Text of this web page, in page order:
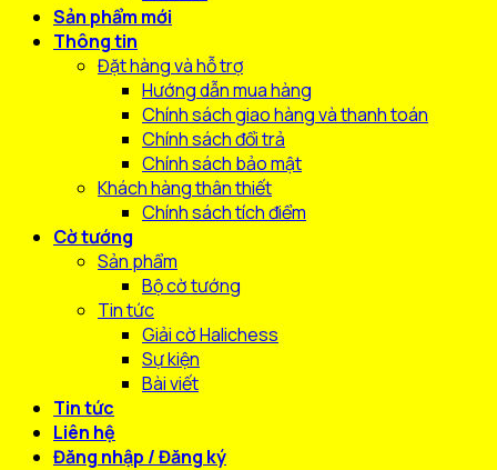
Sản phẩm mới
Thông tin
Đặt hàng và hỗ trợ
Hướng dẫn mua hàng
Chính sách giao hàng và thanh toán
Chính sách đổi trả
Chính sách bảo mật
Khách hàng thân thiết
Chính sách tích điểm
Cờ tướng
Sản phẩm
Bộ cờ tướng
Tin tức
Giải cờ Halichess
Sự kiện
Bài viết
Tin tức
Liên hệ
Đăng nhập / Đăng ký